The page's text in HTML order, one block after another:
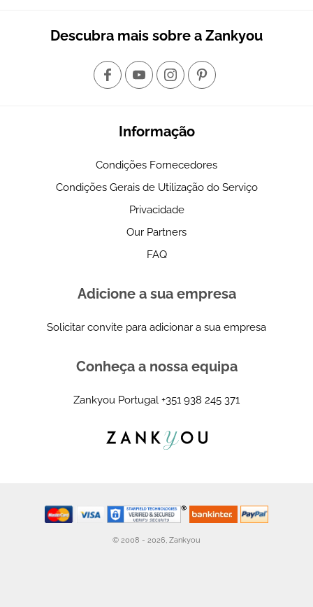
Descubra mais sobre a Zankyou
Informação
Condições Fornecedores
Condições Gerais de Utilização do Serviço
Privacidade
Our Partners
FAQ
Adicione a sua empresa
Solicitar convite para adicionar a sua empresa
Conheça a nossa equipa
Zankyou Portugal +351 938 245 371
© 2008 - 2026, Zankyou